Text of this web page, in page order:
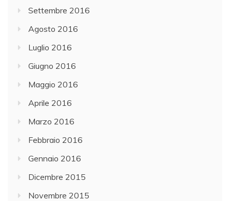
Settembre 2016
Agosto 2016
Luglio 2016
Giugno 2016
Maggio 2016
Aprile 2016
Marzo 2016
Febbraio 2016
Gennaio 2016
Dicembre 2015
Novembre 2015